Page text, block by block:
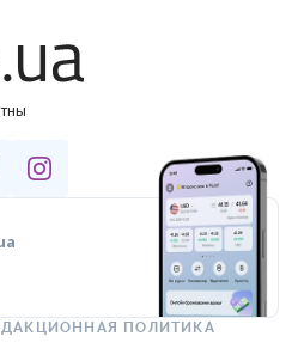
ПОЛИТИКА